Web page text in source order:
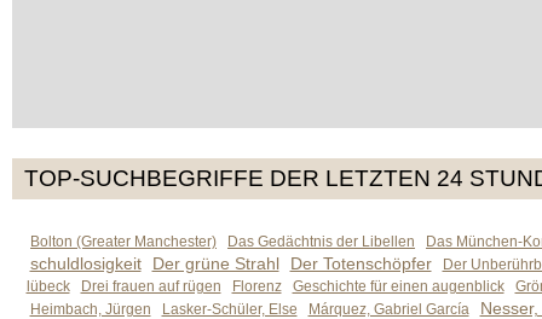
TOP-SUCHBEGRIFFE DER LETZTEN 24
Bolton (Greater Manchester) Das Gedächtnis der Libellen Das München-
schuldlosigkeit Der grüne Strahl Der Totenschöpfer
Der
lübeck
Drei frauen auf rügen Florenz Geschichte für einen augenblick
Heimbach, Jürgen
Lasker-Schüler, Else Márquez, Gabriel García